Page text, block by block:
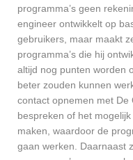
programma’s geen
engineer ontwikkelt op
gebruikers, maar maakt
programma’s die hij
altijd nog punten worden
beter zouden kunnen
contact opnemen met De
bespreken of het
maken, waardoor de
gaan werken. Daarnaast